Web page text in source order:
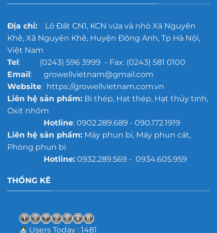
Địa chỉ:Lô Đất CN1, KCN vừa và nhỏ Xã Nguyên
Khê, Xã Nguyên Khê, Huyện Đông Anh, Tp Hà Nội,
Việt Nam
Tel: (0243) 596 3999 - Fax: (0243) 581 0100
Email: growellvietnam@gmail.com
Website: https://growellvietnam.com.vn
Liên hệ sản phẩm:Bi thép, Hạt thép, Hạt thủy tinh,
Oxit nhôm
Hotline: 0902.289.689 - 090.172.1919
Liên hệ sản phẩm:Máy phun bi, Máy phun cát,
Phòng phun bi
Hotline:0932.289.569 - 0934.605.959
THỐNG KÊ
Users Today : 1481